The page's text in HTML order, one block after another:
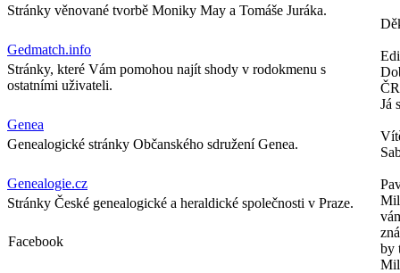
Stránky věnované tvorbě Moniky May a Tomáše Juráka.
Gedmatch.info
Stránky, které Vám pomohou najít shody v rodokmenu s
ostatními uživateli.
Genea
Genealogické stránky Občanského sdružení Genea.
Genealogie.cz
Stránky České genealogické a heraldické společnosti v Praze.
Facebook
Já
by